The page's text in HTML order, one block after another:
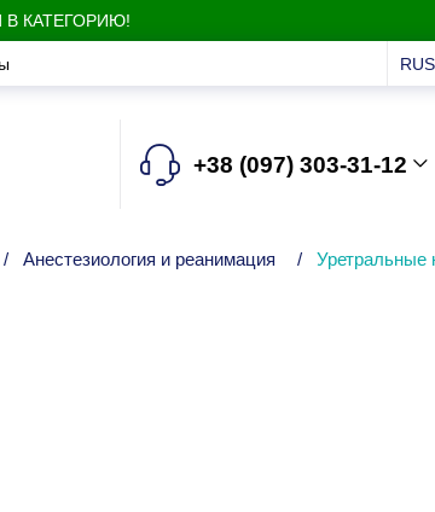
В КАТЕГОРИЮ!
RUS
+38 (097) 303-31-12
/ Анестезиология и реанимация / Уретральные